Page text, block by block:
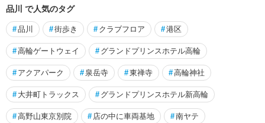
品川 で人気のタグ
#品川 #街歩き # クラブフロア #港区
#高輪ゲートウェイ # グランドプリンスホテル高輪
# アクアパーク # 泉岳寺 #東禅寺 #高輪神社
# 大井町トラックス # グランドプリンスホテル新高輪
#高野山東京別院 # 店の中に車両基地 #南ヤテ